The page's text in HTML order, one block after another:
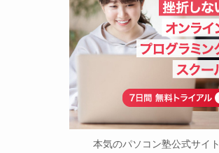
本気のパソコン塾公式サイト